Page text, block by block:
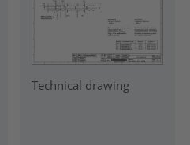
Technical drawing